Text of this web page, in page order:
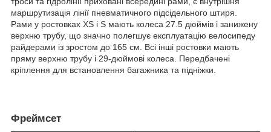
маршрутизація лінії пневматичного підсідельного штиря.
Рами у ростовках XS і S мають колеса 27.5 дюймів і занижену
верхню трубу, що значно полегшує експлуатацію велосипеду
райдерами із зростом до 165 см. Всі інші ростовки мають
пряму верхню трубу і 29-дюймові колеса. Передбачені
кріплення для встановлення багажника та підніжки.
Фреймсет